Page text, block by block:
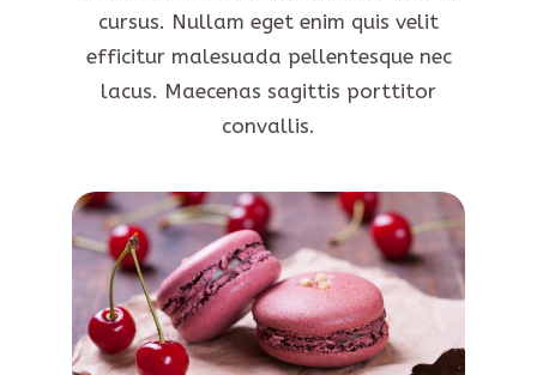
cursus. Nullam eget enim quis velit
efficitur malesuada pellentesque nec
lacus. Maecenas sagittis porttitor
convallis.